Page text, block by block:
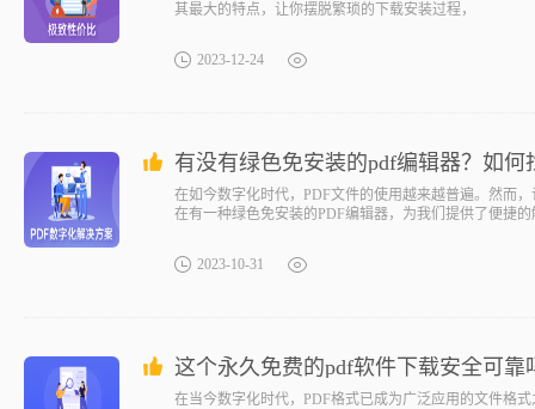
其最大的特点，让你摆脱繁琐的下载安装过程，
2023-12-24
有没有绿色免安装的pdf编辑器？如
在如今数字化时代，PDF文件的使用越来越普遍。然而
在有一种绿色免安装的PDF编辑器，为我们提供了便捷
2023-10-31
这个永久免费的pdf软件下载安全可
在当今数字化时代，PDF格式已成为广泛应用的文件格